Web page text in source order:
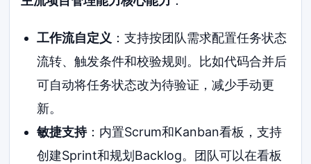
工作流自定义 ：支持按团队需求配置任务状态
流转、触发条件和校验规则。比如代码合并后
可自动将任务状态改为待验证，减少手动更
新。
敏捷支持：内置Scrum和Kanban看板，支持
创建Sprint和规划Backlog。团队可以在看板